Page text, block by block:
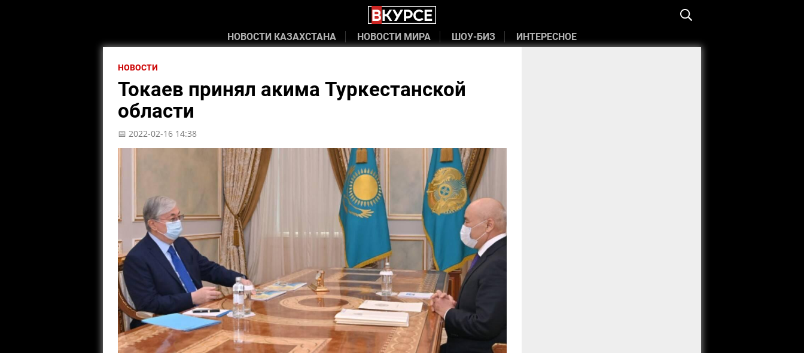
НОВОСТИ КАЗАХСТАНА НОВОСТИ МИРА ШОУ-БИЗ ИНТЕРЕСНОЕ
НОВОСТИ
Токаев принял акима Туркестанской
области
📅 2022-02-16 14:38